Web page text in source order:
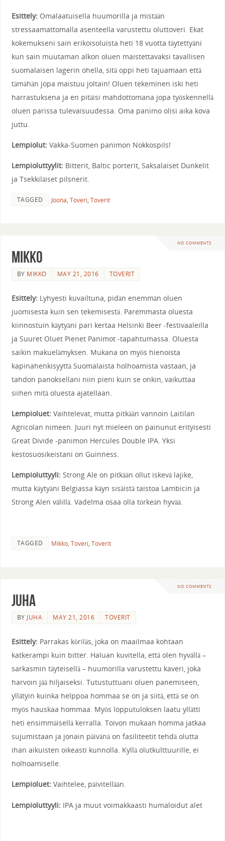
Esittely:Omalaatuisella huumorilla ja mistään
stressaamattomalla asenteella varustettu oluttoveri. Ekat
kokemukseni sain erikoisoluista heti 18 vuotta täytettyäni
kun sain muutaman alkon oluen maistettavaksi tavallisen
suomalaisen lagerin ohella, sitä oppi heti tajuamaan että
tämähän jopa maistuu joltain! Oluen tekeminen iski heti
harrastuksena ja en pitäisi mahdottomana jopa työskennellä
oluen parissa tulevaisuudessa. Oma panimo olisi aika kova
juttu.
Lempiolut: Vakka-Suomen panimon Nokkospils!
Lempioluttyylit: Bitterit, Baltic porterit, Saksalaiset Dunkelit
ja Tsekkiläiset pilsnerit.
TAGGED Joona, Toveri, Toverit
NO COMMENTS
Mikko
BY MIKKO MAY 21, 2016 TOVERIT
Esittely:Lyhyesti kuvailtuna, pidän enemmän oluen
juomisesta kuin sen tekemisestä. Paremmasta oluesta
kiinnostuin käytyäni pari kertaa Helsinki Beer -festivaaleilla
ja Suuret Oluet Pienet Panimot -tapahtumassa. Oluesta
saikin makuelämyksen. Mukana on myös hienoista
kapinahenkisyyttä Suomalaista holhoamista vastaan, ja
tahdon panoksellani niin pieni kuin se onkin, vaikuttaa
siihen mitä oluesta ajatellaan.
Lempioluet:Vaihtelevat, mutta pitkään vannoin Laitilan
Agricolan nimeen. Juuri nyt mieleen on painunut erityisesti
Great Divide -panimon Hercules Double IPA. Yksi
kestosuosikeistani on Guinness.
Lempioluttyyli:Strong Ale on pitkään ollut iskevä lajike,
mutta käytyäni Belgiassa käyn sisäistä taistoa Lambicin ja
Strong Alen välillä. Vadelma osaa olla törkeän hyvää.
TAGGED Mikko, Toveri, Toverit
NO COMMENTS
Juha
BY JUHA MAY 21, 2016 TOVERIT
Esittely:Parrakas köriläs, joka on maailmaa kohtaan
katkerampi kuin bitter. Haluan kuvitella, että olen hyvällä –
sarkasmin täyteisellä – huumorilla varustettu kaveri, joka
harvoin jää hiljaiseksi. Tutustuttuani oluen panemiseen,
yllätyin kuinka helppoa hommaa se on ja siitä, että se on
myös hauskaa hommaa. Myös lopputuloksen laatu yllätti
heti ensimmäisellä kerralla. Toivon mukaan homma jatkaa
sujumistaan ja jonain päivänä on fasiliteetit tehdä olutta
ihan aikuisten oikeasti kunnolla. Kyllä olutkulttuurille, ei
holhoamiselle.
Lempioluet:Vaihtelee, päivitellään.
Lempioluttyyli:IPA ja muut voimakkaasti humaloidut alet